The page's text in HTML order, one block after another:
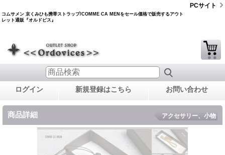
コムサメン 京くみひも携帯ストラップ/COMME CA MENをセール価格で販売するアウト
レット通販『オルドビス』
PCサイト
ログイン 新規登録はこちら お問い合わせ
商品詳細 アクセサリー、小物